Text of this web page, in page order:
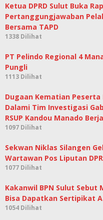
Ketua DPRD Sulut Buka
Pertanggungjawaban
Bersama TAPD
1338 Dilihat
PT Pelindo Regional 4
Pungli
1113 Dilihat
Dugaan Kematian Peserta
Dalami Tim Investigasi
RSUP Kandou Manado
1097 Dilihat
Sekwan Niklas Silangen
Wartawan Pos Liputan
1077 Dilihat
Kakanwil BPN Sulut Sebut
Bisa Dapatkan Sertipikat
1054 Dilihat